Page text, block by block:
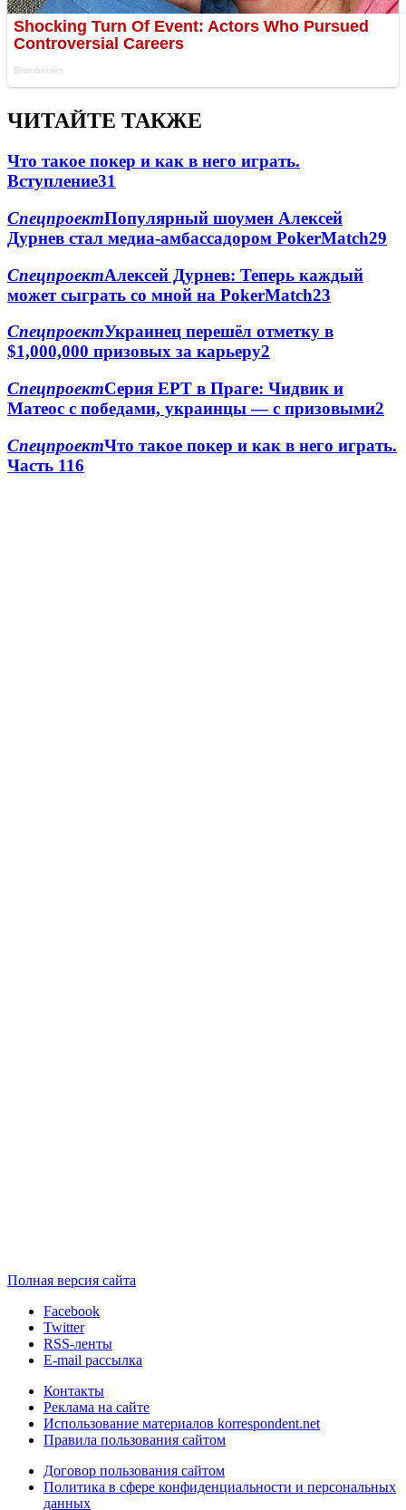
ЧИТАЙТЕ ТАКЖЕ
Что такое покер и как в него играть.
Вступление31
СпецпроектПопулярный шоумен Алексей
Дурнев стал медиа-амбассадором PokerMatch29
СпецпроектАлексей Дурнев: Теперь каждый
может сыграть со мной на PokerMatch23
СпецпроектУкраинец перешёл отметку в
$1,000,000 призовых за карьеру2
СпецпроектСерия EPT в Праге: Чидвик и
Матеос с победами, украинцы — с призовыми2
СпецпроектЧто такое покер и как в него играть.
Часть 116
Полная версия сайта
Facebook
Twitter
RSS-ленты
E-mail рассылка
Контакты
Реклама на сайте
Использование материалов korrespondent.net
Правила пользования сайтом
Договор пользования сайтом
Политика в сфере конфиденциальности и персональных
данных